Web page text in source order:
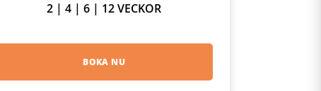
2 | 4 | 6 | 12 VECKOR
BOKA NU